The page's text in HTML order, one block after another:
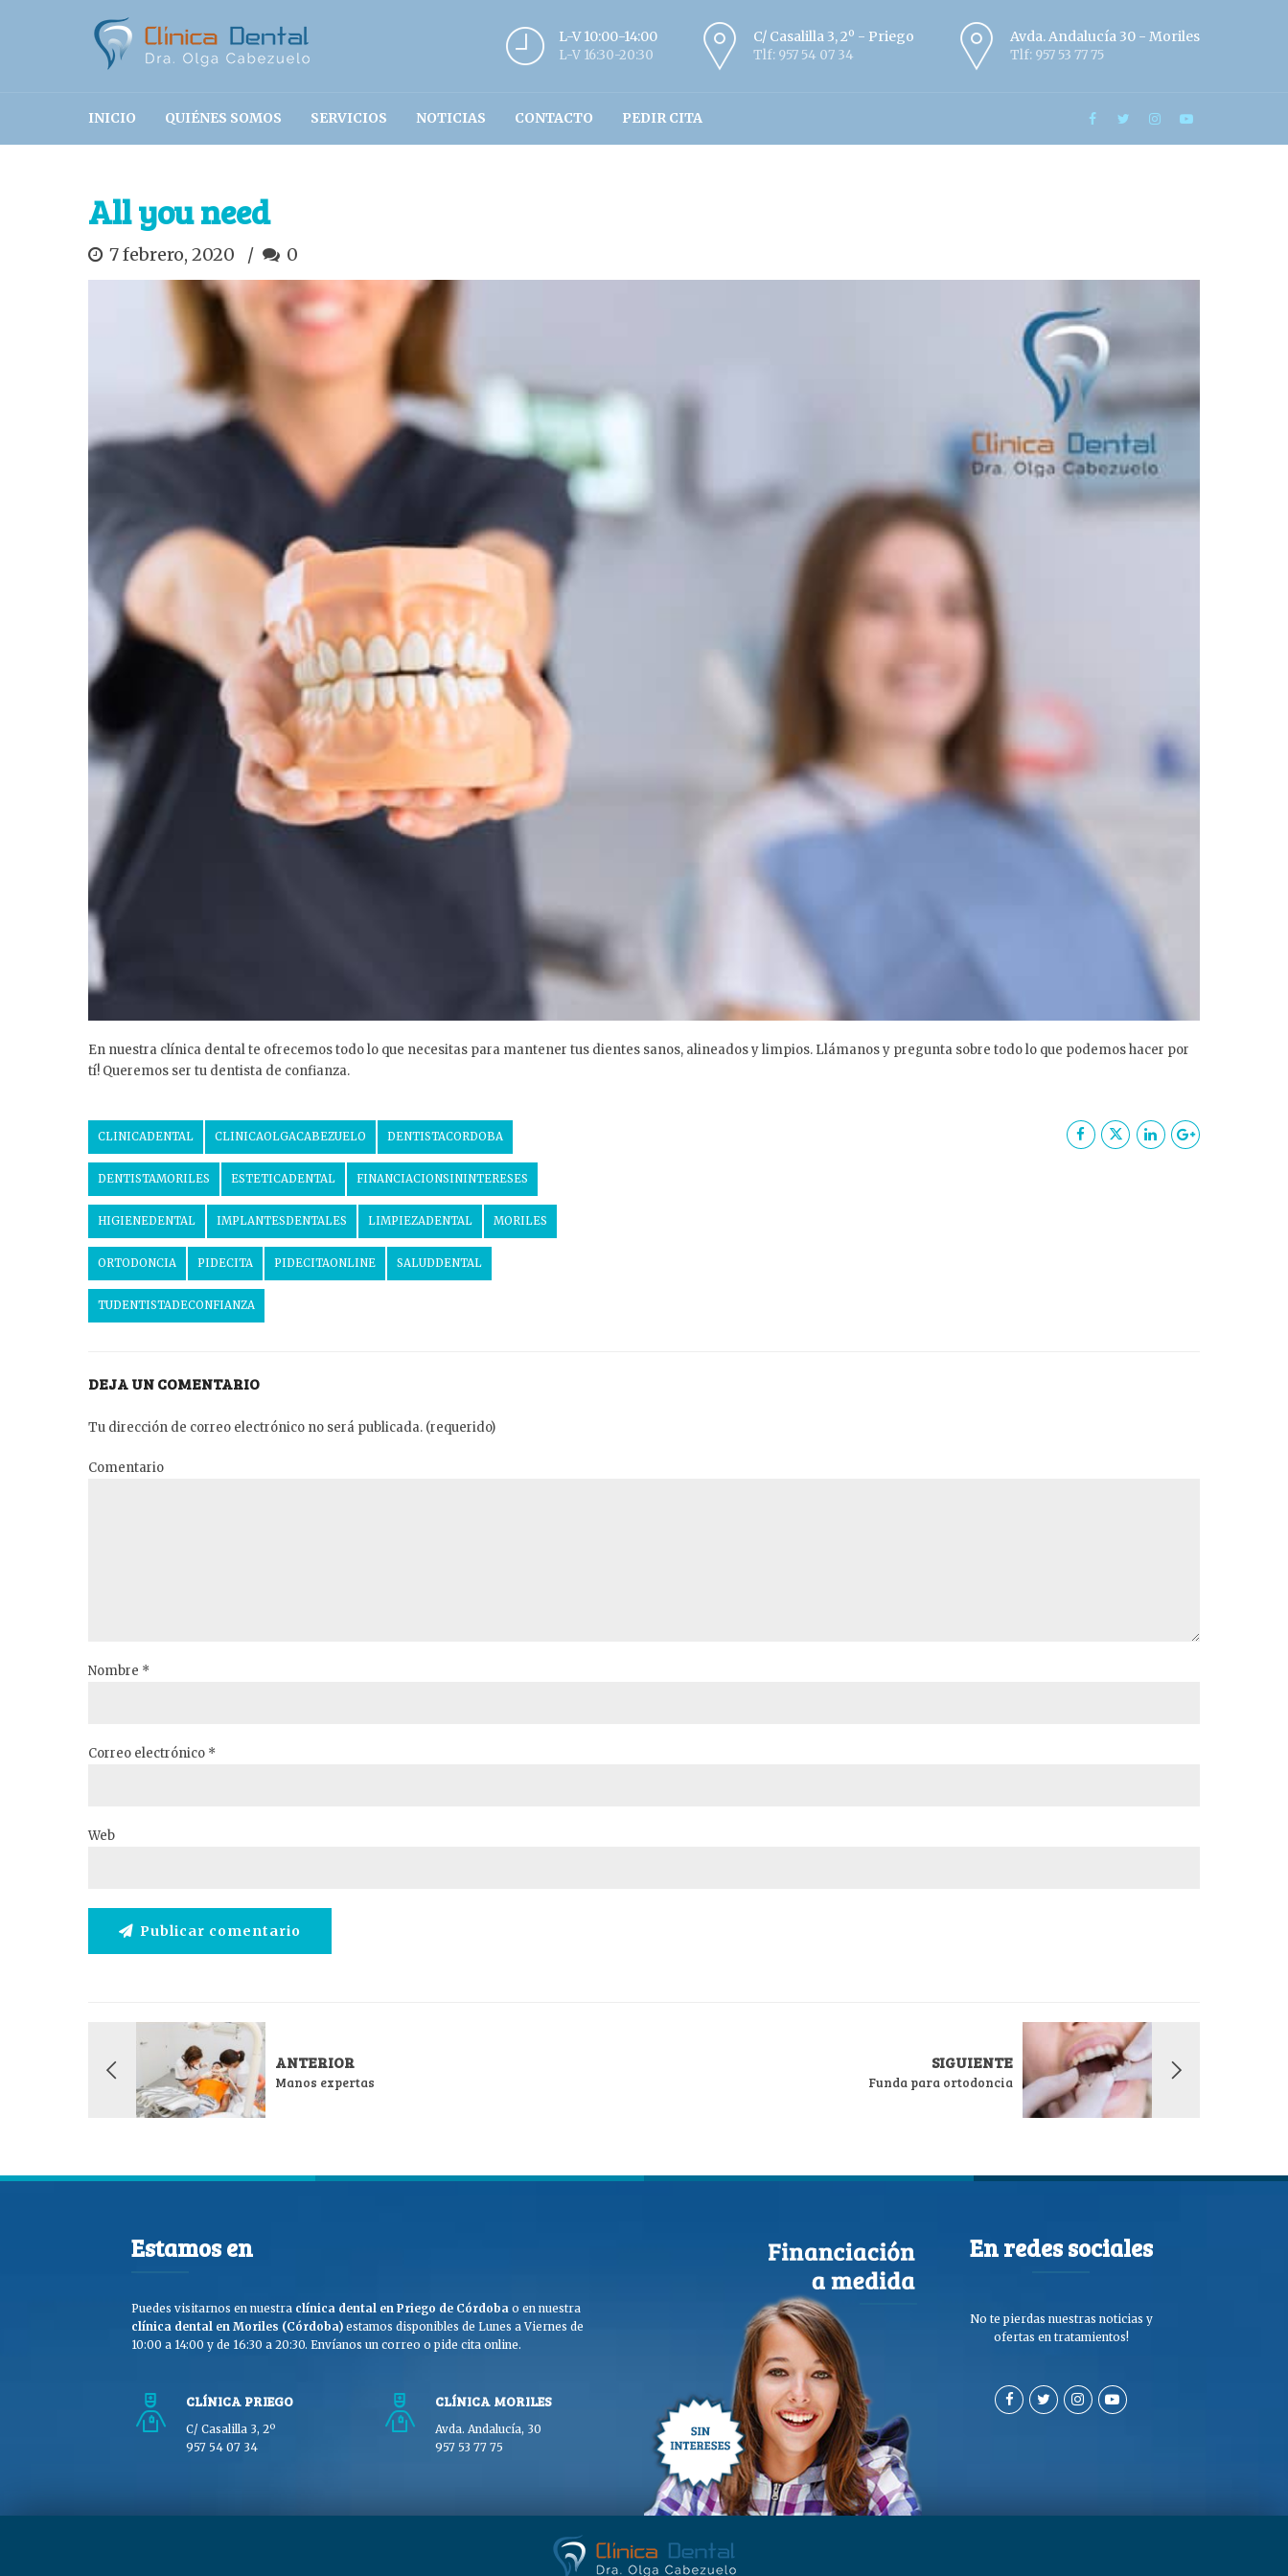
L-V 10:00-14:00
L-V 16:30-20:30
C/ Casalilla 3, 2º - Priego
Tlf: 957 54 07 34
Avda. Andalucía 30 - Moriles
Tlf: 957 53 77 75
INICIO QUIÉNES SOMOS SERVICIOS NOTICIAS CONTACTO PEDIR CITA
All you need
7 febrero, 2020 0
En nuestra clínica dental te ofrecemos todo lo que necesitas para mantener tus dientes sanos, alineados y limpios. Llámanos y pregunta sobre todo lo que podemos hacer por
tí! Queremos ser tu dentista de confianza.
CLINICADENTAL CLINICAOLGACABEZUELO DENTISTACORDOBA
DENTISTAMORILES ESTETICADENTAL FINANCIACIONSININTERESES
HIGIENEDENTAL IMPLANTESDENTALES LIMPIEZADENTAL MORILES
ORTODONCIA PIDECITA PIDECITAONLINE SALUDDENTAL
TUDENTISTADECONFIANZA
DEJA UN COMENTARIO
Tu dirección de correo electrónico no será publicada. (requerido)
Comentario
Nombre *
Correo electrónico *
Web
Publicar comentario
ANTERIOR
Manos expertas
SIGUIENTE
Funda para ortodoncia
Estamos en
Puedes visitarnos en nuestra clínica dental en Priego de Córdoba o en nuestra
clínica dental en Moriles (Córdoba) estamos disponibles de Lunes a Viernes de
10:00 a 14:00 y de 16:30 a 20:30. Envíanos un correo o pide cita online.
CLÍNICA PRIEGO
C/ Casalilla 3, 2º
957 54 07 34
CLÍNICA MORILES
Avda. Andalucía, 30
957 53 77 75
En redes sociales
No te pierdas nuestras noticias y
ofertas en tratamientos!